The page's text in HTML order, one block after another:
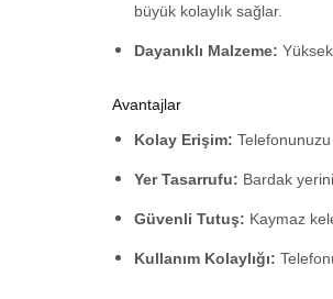
büyük kolaylık sağlar.
Dayanıklı Malzeme:
Avantajlar
Kolay Erişim:
Yer Tasarrufu: Bardak
Güvenli Tutuş: Kaymaz
Kullanım Kolaylığı: